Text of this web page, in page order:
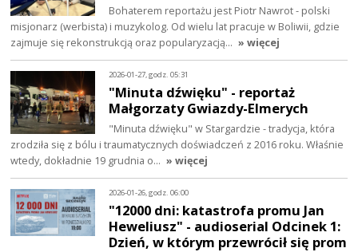
Bohaterem reportażu jest Piotr Nawrot - polski
misjonarz (werbista) i muzykolog. Od wielu lat pracuje w Boliwii, gdzie
zajmuje się rekonstrukcją oraz popularyzacją… » więcej
2026-01-27, godz. 05:31
"Minuta dźwięku" - reportaż
Małgorzaty Gwiazdy-Elmerych
"Minuta dźwięku" w Stargardzie - tradycja, która
zrodziła się z bólu i traumatycznych doświadczeń z 2016 roku. Właśnie
wtedy, dokładnie 19 grudnia o… » więcej
2026-01-26, godz. 06:00
"12000 dni: katastrofa promu Jan
Heweliusz" - audioserial Odcinek 1:
Dzień, w którym przewrócił się prom